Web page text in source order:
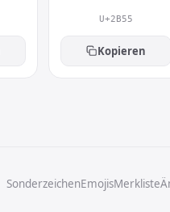
U+2B55
Kopieren
SonderzeichenEmojisMerkliste